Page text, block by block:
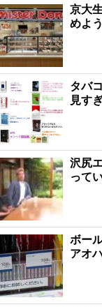
京大
めよ
タバ
見す
沢尻
って
ボー
アオ